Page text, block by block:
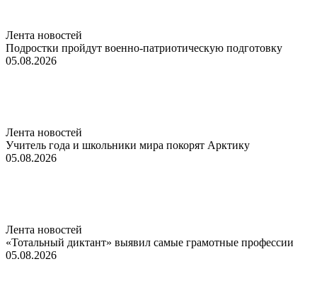
Лента новостей
Подростки пройдут военно-патриотическую подготовку
05.08.2026
Лента новостей
Учитель года и школьники мира покорят Арктику
05.08.2026
Лента новостей
«Тотальный диктант» выявил самые грамотные профессии
05.08.2026